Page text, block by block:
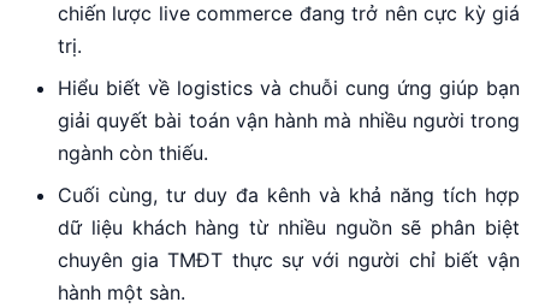
chiến lược live commerce đang trở nên cực kỳ giá
trị.
Hiểu biết về logistics và chuỗi cung ứng giúp bạn
giải quyết bài toán vận hành mà nhiều người trong
ngành còn thiếu.
Cuối cùng, tư duy đa kênh và khả năng tích hợp
dữ liệu khách hàng từ nhiều nguồn sẽ phân biệt
chuyên gia TMĐT thực sự với người chỉ biết vận
hành một sàn.